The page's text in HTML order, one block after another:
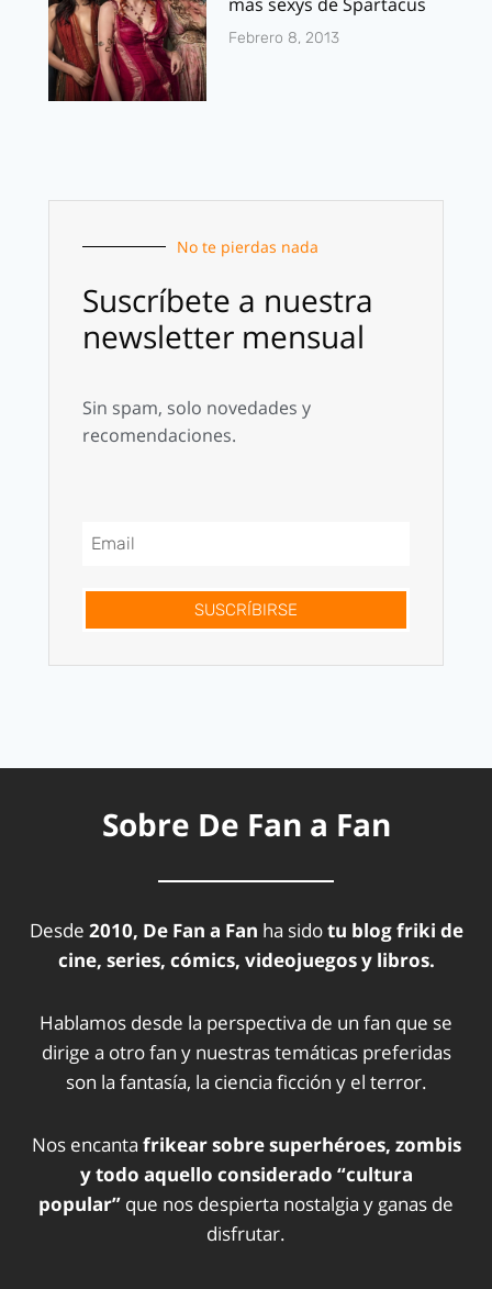
Febrero 8, 2013
No te pierdas nada
Suscríbete a nuestra
newsletter mensual
Sin spam, solo novedades y
recomendaciones.
SUSCRÍBIRSE
Sobre De Fan a Fan
Desde 2010, De Fan a Fan ha sidotu blog friki de
cine, series, cómics, videojuegos y libros.
Hablamos desde la perspectiva de un fan que se
dirige a otro fan y nuestras temáticas preferidas
son la fantasía, la ciencia ficción y el terror.
Nos encanta frikear sobre superhéroes, zombis
y todo aquello considerado “cultura
popular” que nos despierta nostalgia y ganas de
disfrutar.